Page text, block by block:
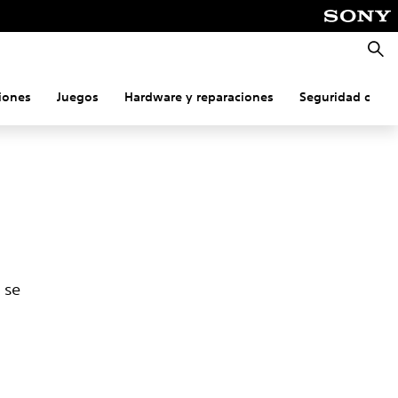
Juegos Hardware y reparaciones Seguridad